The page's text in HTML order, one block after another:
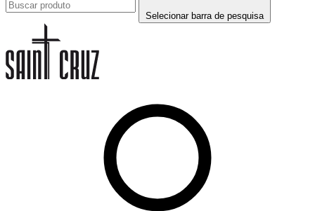
Selecionar barra de pesquisa